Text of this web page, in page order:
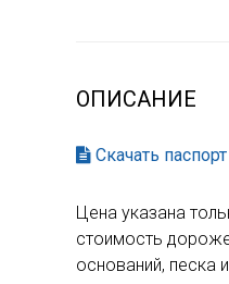
ОПИСАНИЕ
Скачать паспорт
Цена указана
стоимость
оснований, песка